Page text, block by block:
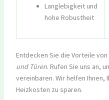
Langlebigkeit und
hohe Robustheit
Entdecken Sie die Vorteile von
und Türen. Rufen Sie uns an,
vereinbaren. Wir helfen Ihnen,
Heizkosten zu sparen.